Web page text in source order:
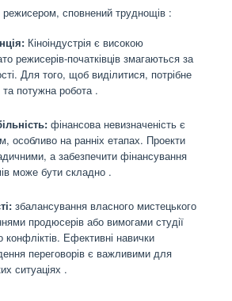
сповнений труднощів :
Кіноіндустрія є високою
режисерів-початківців змагаються за
Для того, щоб виділитися, потрібне
потужна робота .
фінансова невизначеність є
особливо на ранніх етапах. Проекти
а забезпечити фінансування
може бути складно .
збалансування власного мистецького
продюсерів або вимогами студії
Ефективні навички
переговорів є важливими для
ситуаціях .